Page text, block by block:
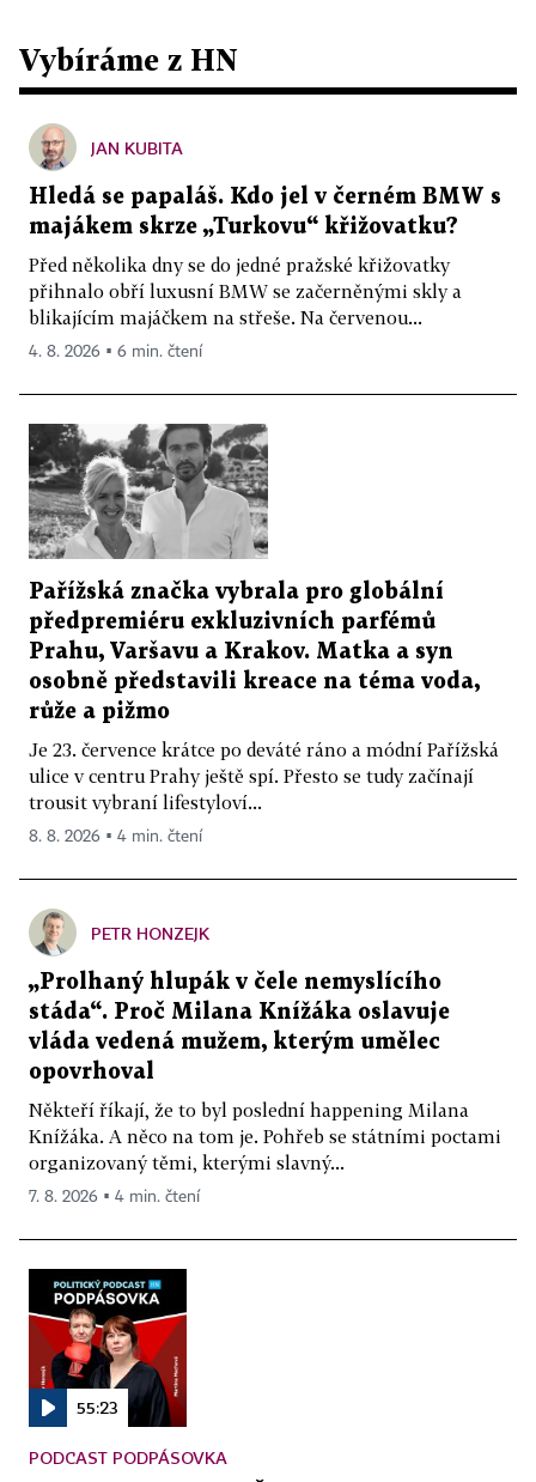
Vybíráme z HN
JAN KUBITA
Hledá se papaláš. Kdo jel v černém BMW s
majákem skrze „Turkovu“ křižovatku?
Před několika dny se do jedné pražské křižovatky
přihnalo obří luxusní BMW se začerněnými skly a
blikajícím majáčkem na střeše. Na červenou...
4. 8. 2026 ▪ 6 min. čtení
Pařížská značka vybrala pro globální
předpremiéru exkluzivních parfémů
Prahu, Varšavu a Krakov. Matka a syn
osobně představili kreace na téma voda,
růže a pižmo
Je 23. července krátce po deváté ráno a módní Pařížská
ulice v centru Prahy ještě spí. Přesto se tudy začínají
trousit vybraní lifestyloví...
8. 8. 2026 ▪ 4 min. čtení
PETR HONZEJK
„Prolhaný hlupák v čele nemyslícího
stáda“. Proč Milana Knížáka oslavuje
vláda vedená mužem, kterým umělec
opovrhoval
Někteří říkají, že to byl poslední happening Milana
Knížáka. A něco na tom je. Pohřeb se státními poctami
organizovaný těmi, kterými slavný...
7. 8. 2026 ▪ 4 min. čtení
55:23
PODCAST PODPÁSOVKA